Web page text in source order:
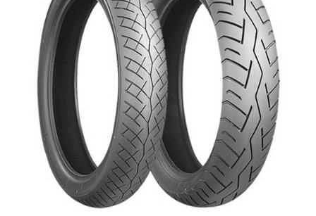
Zīmoli
Expand
child
menu
Kontakti